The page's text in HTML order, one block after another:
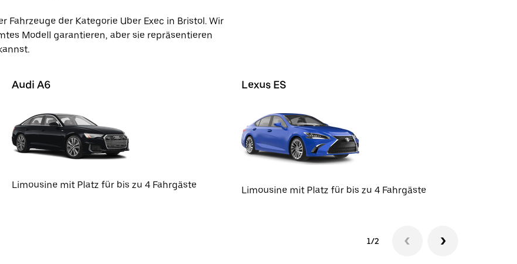
der Kategorie Uber Exec in Bristol. Wir
Modell garantieren, aber sie repräsentieren
Audi A6
Limousine mit Platz für bis zu 4 Fahrgäste
Lexus ES
Limousine mit Platz für bis zu 4 Fahrgäste
1/2